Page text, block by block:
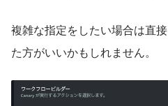
複雑な指定をしたい場合は直
た方がいいかもしれません。